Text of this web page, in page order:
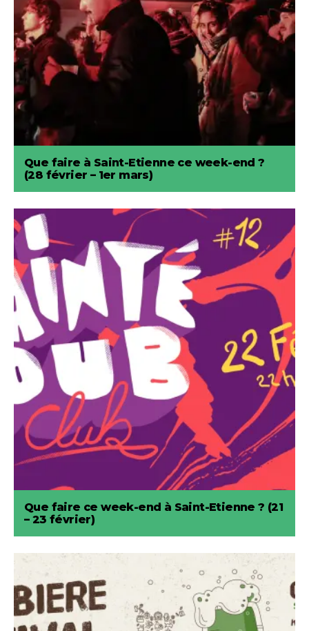
Que faire à Saint-Etienne ce week-end ?
(28 février – 1er mars)
Que faire ce week-end à Saint-Etienne ? (21
– 23 février)